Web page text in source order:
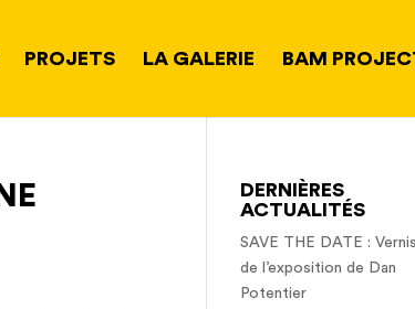
PROJETS LA GALERIE BAM
DERNIÈRES
ACTUALITÉS
SAVE THE DATE :
de l’exposition de Dan
Potentier